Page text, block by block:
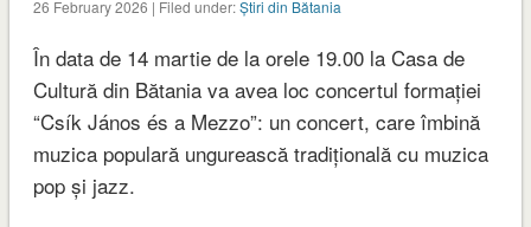
26 February 2026 | Filed under:Știri din Bătania
În data de 14 martie de la orele 19.00 la Casa de
Cultură din Bătania va avea loc concertul formației
“Csík János és a Mezzo”: un concert, care îmbină
muzica populară ungurească tradițională cu muzica
pop și jazz.